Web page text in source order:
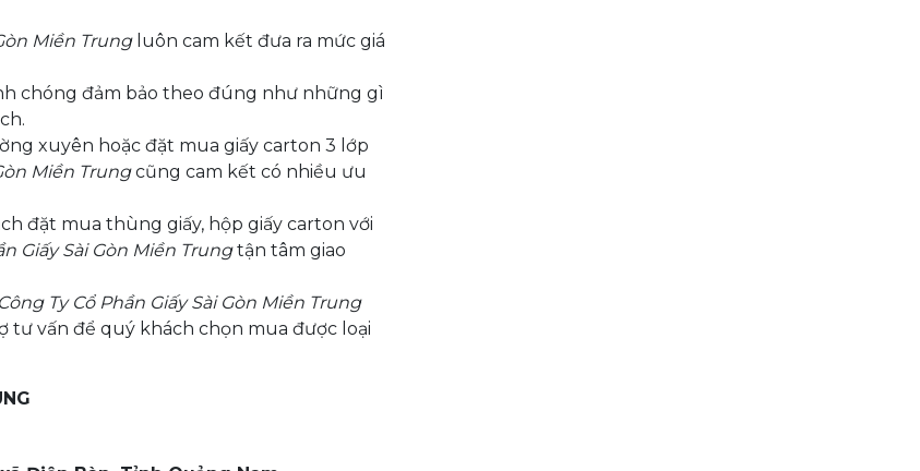
Miền Trung luôn cam kết đưa ra mức giá
chóng đảm bảo theo đúng như những gì
xuyên hoặc đặt mua giấy carton 3 lớp
Miền Trungcũng cam kết có nhiều ưu
đặt mua thùng giấy, hộp giấy carton với
Giấy Sài Gòn Miền Trungtận tâm giao
Công Ty Cổ Phần Giấy Sài Gòn Miền Trung
vấn để quý khách chọn mua được loại